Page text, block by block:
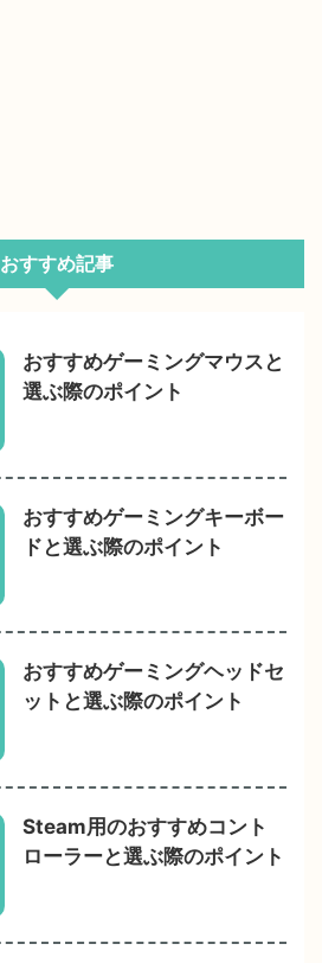
おすすめ記事
おすすめゲーミングマウスと
選ぶ際のポイント
おすすめゲーミングキーボー
ドと選ぶ際のポイント
おすすめゲーミングヘッドセ
ットと選ぶ際のポイント
Steam用のおすすめコント
ローラーと選ぶ際のポイント